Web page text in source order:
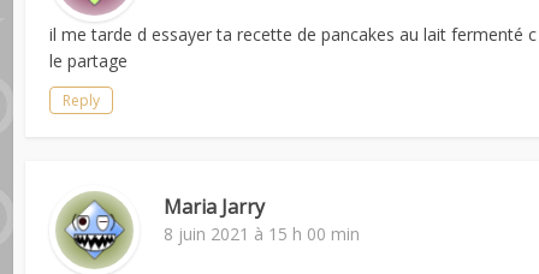
il me tarde d essayer ta recette de pancakes au lait fermenté
le partage
Reply
Maria Jarry
8 juin 2021 à 15 h 00 min